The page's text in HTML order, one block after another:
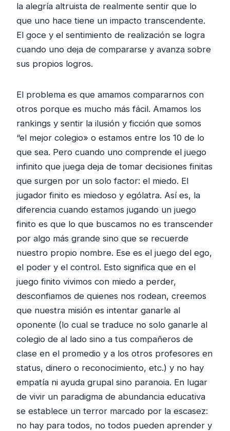
la alegría altruista de realmente sentir que lo
que uno hace tiene un impacto transcendente.
El goce y el sentimiento de realización se logra
cuando uno deja de compararse y avanza sobre
sus propios logros.
El problema es que amamos compararnos con
otros porque es mucho más fácil. Amamos los
rankings y sentir la ilusión y ficción que somos
“el mejor colegio» o estamos entre los 10 de lo
que sea. Pero cuando uno comprende el juego
infinito que juega deja de tomar decisiones finitas
que surgen por un solo factor: el miedo. El
jugador finito es miedoso y ególatra. Así es, la
diferencia cuando estamos jugando un juego
finito es que lo que buscamos no es transcender
por algo más grande sino que se recuerde
nuestro propio nombre. Ese es el juego del ego,
el poder y el control. Esto significa que en el
juego finito vivimos con miedo a perder,
desconfiamos de quienes nos rodean, creemos
que nuestra misión es intentar ganarle al
oponente (lo cual se traduce no solo ganarle al
colegio de al lado sino a tus compañeros de
clase en el promedio y a los otros profesores en
status, dinero o reconocimiento, etc.) y no hay
empatía ni ayuda grupal sino paranoia. En lugar
de vivir un paradigma de abundancia educativa
se establece un terror marcado por la escasez:
no hay para todos, no todos pueden aprender y